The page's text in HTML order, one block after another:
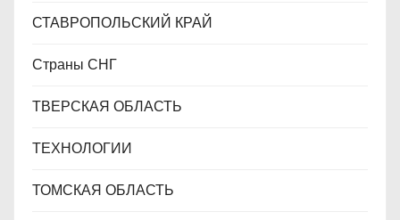
СТАВРОПОЛЬСКИЙ КРАЙ
Страны СНГ
ТВЕРСКАЯ ОБЛАСТЬ
ТЕХНОЛОГИИ
ТОМСКАЯ ОБЛАСТЬ